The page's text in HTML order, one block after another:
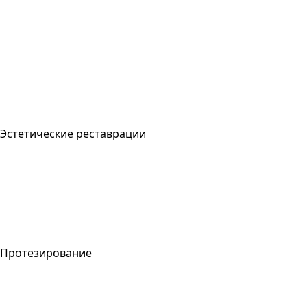
Эстетические реставрации
Протезирование